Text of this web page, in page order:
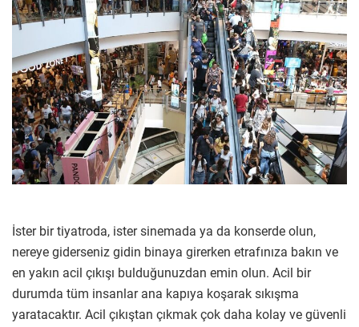
İster bir tiyatroda, ister sinemada ya da konserde olun,
nereye giderseniz gidin binaya girerken etrafınıza bakın ve
en yakın acil çıkışı bulduğunuzdan emin olun. Acil bir
durumda tüm insanlar ana kapıya koşarak sıkışma
yaratacaktır. Acil çıkıştan çıkmak çok daha kolay ve güvenli